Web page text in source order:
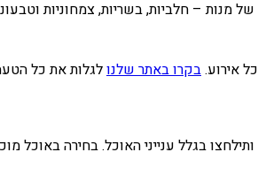
מנות – חלביות, בשריות, צמחוניות
אירוע.בקרו באתר שלנולגלות את כל
בגלל ענייני האוכל. בחירה באוכל